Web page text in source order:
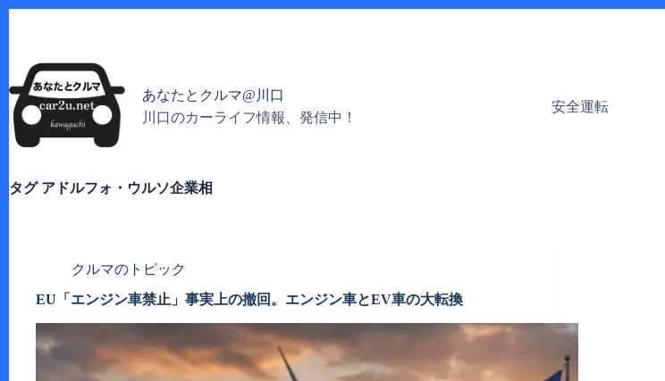
ツ
へ
ス
キ
プ
あなたとクルマ@川口
川口のカーライフ情報、発信中！
安全運転
タグアドルフォ・ウルソ企業相
クルマのトピック
EU「エンジン車禁止」事実上の撤回。エンジン車とEV車の大転換